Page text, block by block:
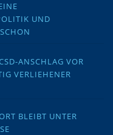
UND
ANSCHLAG VOR
VERLIEHENER
BLEIBT UNTER